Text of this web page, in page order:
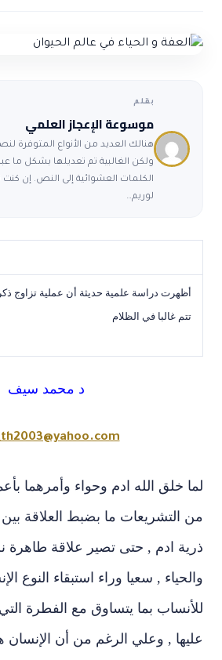
حول السنة
بقلم
موسوعة الإعجاز العلمي
هنالك العديد من الأنواع المتوفرة
ولكن الغالبية تم تعديلها بشكل ما
الكلمات العشوائية إلى النص. إن
لوريم…
أظهرت دراسة علمية حديثة أن عملية تزاوج
تتم غالبا في الظلام
د محمد سيف
لما خلق الله ادم وحواء وأمرهما
من التشريعات ما بضبط العلاقة بين
ذرية ادم , حتى تصير علاقة طاهرة
والحياء , سعيا وراء استبقاء النوع
للأنساب بما يتساوق مع الفطرة
عليها , وعلي الرغم من أن الإنسان